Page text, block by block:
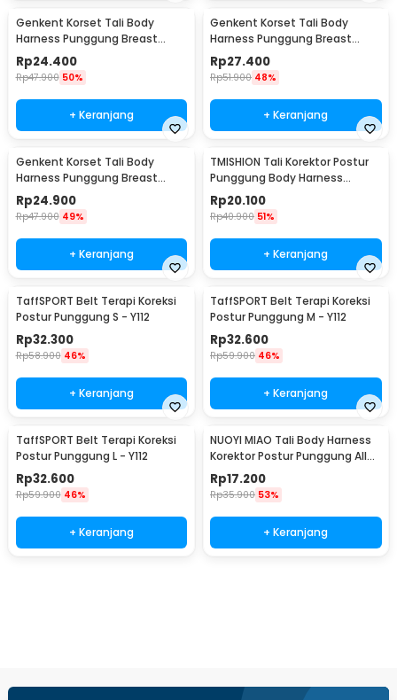
Genkent Korset Tali Body
Harness Punggung Breast
Support S - BBJ-16
Rp24.400
Rp47.900 50%
+ Keranjang
Genkent Korset Tali Body
Harness Punggung Breast
Support M - BBJ-16
Rp27.400
Rp51.900 48%
+ Keranjang
Genkent Korset Tali Body
Harness Punggung Breast
Support L - BBJ-16
Rp24.900
Rp47.900 49%
+ Keranjang
TMISHION Tali Korektor Postur
Punggung Body Harness
Posture Corrector - BBJ-16
Rp20.100
Rp40.900 51%
+ Keranjang
TaffSPORT Belt Terapi Koreksi
Postur Punggung S - Y112
Rp32.300
Rp58.900 46%
+ Keranjang
TaffSPORT Belt Terapi Koreksi
Postur Punggung M - Y112
Rp32.600
Rp59.900 46%
+ Keranjang
TaffSPORT Belt Terapi Koreksi
Postur Punggung L - Y112
Rp32.600
Rp59.900 46%
+ Keranjang
NUOYI MIAO Tali Body Harness
Korektor Postur Punggung All
Size - NY-15
Rp17.200
Rp35.900 53%
+ Keranjang